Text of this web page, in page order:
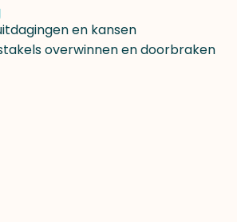
en kansen
overwinnen en doorbraken